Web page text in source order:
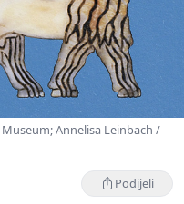
Annelisa Leinbach /
Podijeli